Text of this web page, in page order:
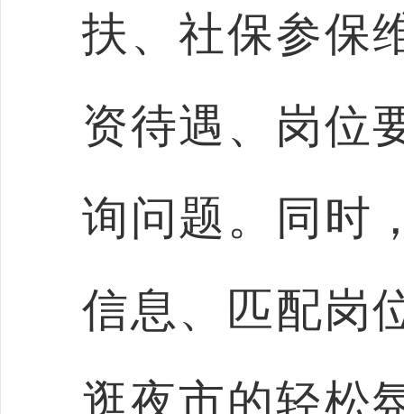
扶、社保参保
资待遇、岗位
询问题。同时
信息、匹配岗
逛夜市的轻松